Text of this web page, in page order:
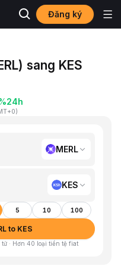
Đăng ký
sang KES
24h
)
MERL
KES
5 10 100
to KES
· Hơn 40 loại tiền tệ fiat